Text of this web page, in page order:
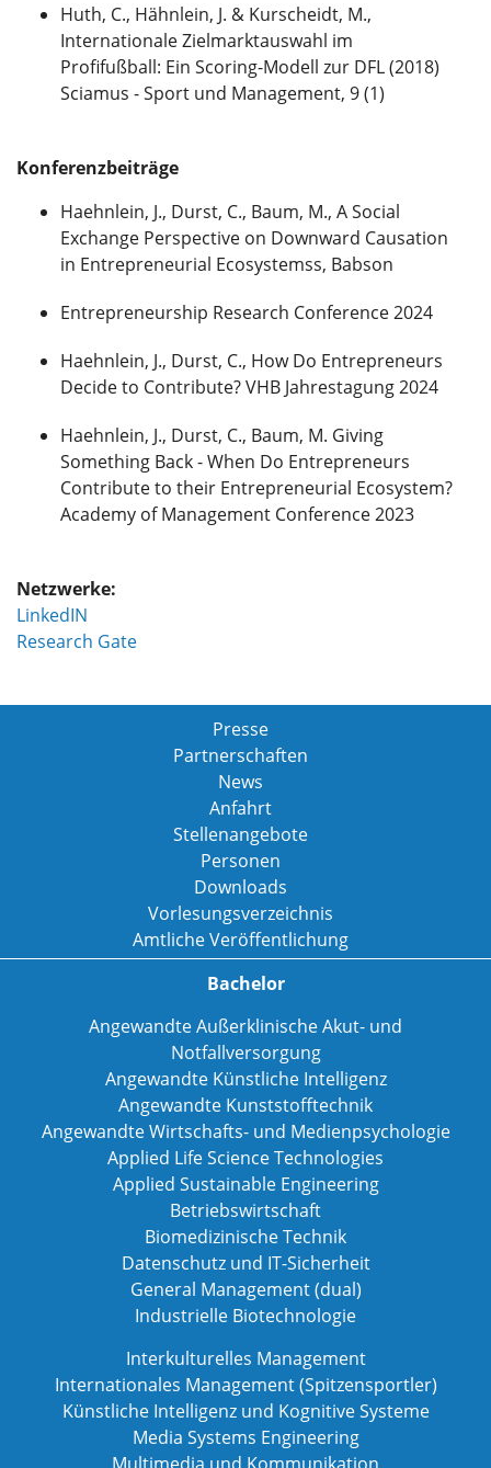
Huth, C., Hähnlein, J. & Kurscheidt, M.,
Internationale Zielmarktauswahl im
Profifußball: Ein Scoring-Modell zur DFL (2018)
Sciamus - Sport und Management, 9 (1)
Konferenzbeiträge
Haehnlein, J., Durst, C., Baum, M., A Social
Exchange Perspective on Downward Causation
in Entrepreneurial Ecosystemss, Babson
Entrepreneurship Research Conference 2024
Haehnlein, J., Durst, C., How Do Entrepreneurs
Decide to Contribute? VHB Jahrestagung 2024
Haehnlein, J., Durst, C., Baum, M. Giving
Something Back - When Do Entrepreneurs
Contribute to their Entrepreneurial Ecosystem?
Academy of Management Conference 2023
Netzwerke:
LinkedIN
Research Gate
Presse
Partnerschaften
News
Anfahrt
Stellenangebote
Personen
Downloads
Vorlesungsverzeichnis
Amtliche Veröffentlichung
Bachelor
Angewandte Außerklinische Akut- und
Notfallversorgung
Angewandte Künstliche Intelligenz
Angewandte Kunststofftechnik
Angewandte Wirtschafts- und Medienpsychologie
Applied Life Science Technologies
Applied Sustainable Engineering
Betriebswirtschaft
Biomedizinische Technik
Datenschutz und IT-Sicherheit
General Management (dual)
Industrielle Biotechnologie
Interkulturelles Management
Internationales Management (Spitzensportler)
Künstliche Intelligenz und Kognitive Systeme
Media Systems Engineering